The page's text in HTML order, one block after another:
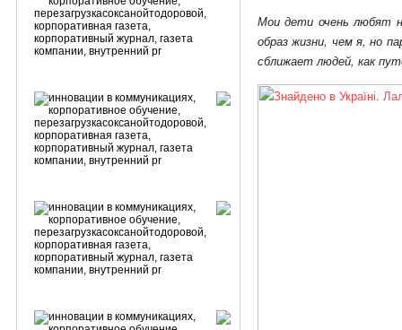
Мои дети очень любят
образ жизни, чем я, но
сближает людей, как